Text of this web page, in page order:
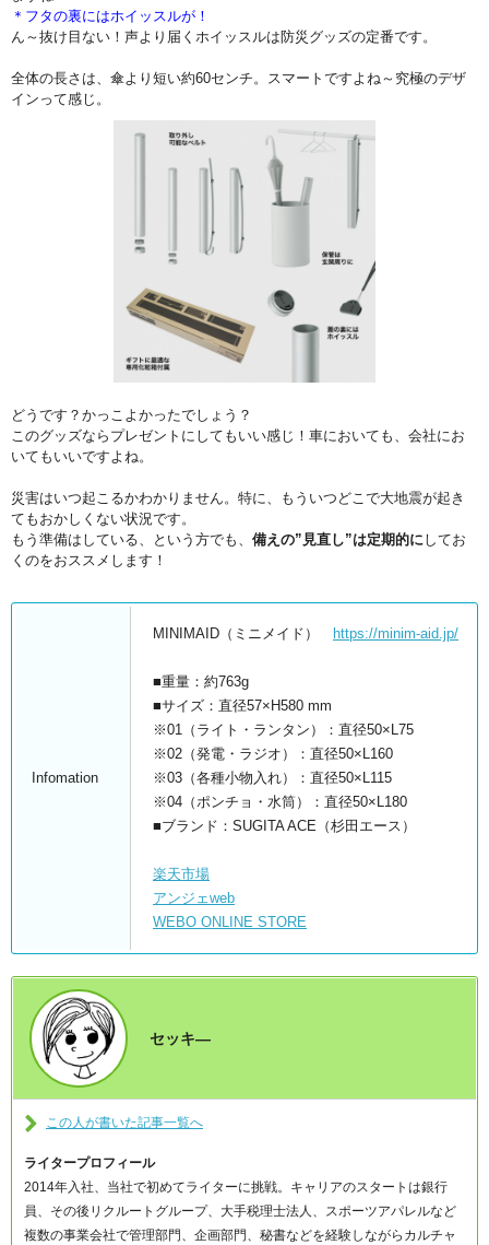
＊フタの裏にはホイッスルが！
ん～抜け目ない！声より届くホイッスルは防災グッズの定番です。
全体の長さは、傘より短い約60センチ。スマートですよね～究極のデザ
インって感じ。
どうです？かっこよかったでしょう？
このグッズならプレゼントにしてもいい感じ！車においても、会社にお
いてもいいですよね。
災害はいつ起こるかわかりません。特に、もういつどこで大地震が起き
てもおかしくない状況です。
もう準備はしている、という方でも、 備えの”見直し”は定期的に してお
くのをおススメします！
Infomation
MINIMAID（ミニメイド） https://minim-aid.jp/
■重量：約763g
■サイズ：直径57×H580 mm
※01（ライト・ランタン）：直径50×L75
※02（発電・ラジオ）：直径50×L160
※03（各種小物入れ）：直径50×L115
※04（ポンチョ・水筒）：直径50×L180
■ブランド：SUGITA ACE（杉田エース）
楽天市場
アンジェweb
WEBO ONLINE STORE
セッキ―
この人が書いた記事一覧へ
ライタープロフィール
2014年入社、当社で初めてライターに挑戦。キャリアのスタートは銀行
員、その後リクルートグループ、大手税理士法人、スポーツアパレルなど
複数の事業会社で管理部門、企画部門、秘書などを経験しながらカルチャ